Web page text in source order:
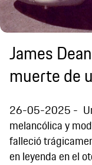
James
muerte de
26-05-2025
melancólica y
falleció
en leyenda en el